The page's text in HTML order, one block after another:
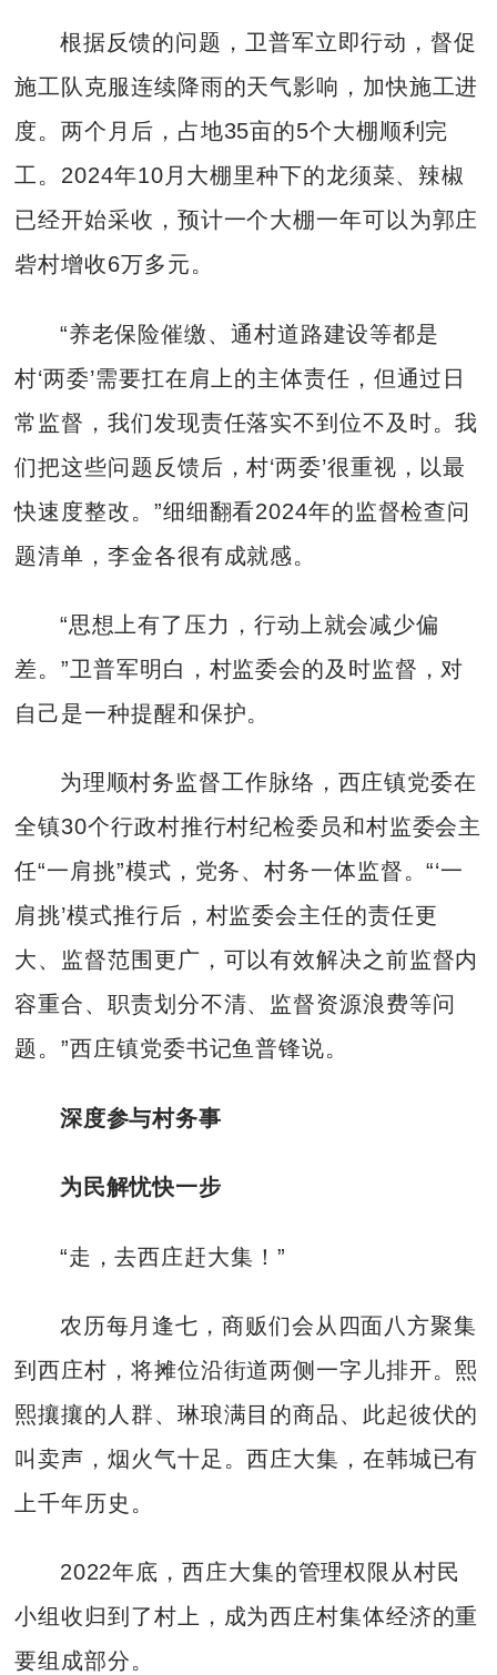
根据反馈的问题，卫普军立即行动，督促
施工队克服连续降雨的天气影响，加快施工进
度。两个月后，占地35亩的5个大棚顺利完
工。2024年10月大棚里种下的龙须菜、辣椒
已经开始采收，预计一个大棚一年可以为郭庄
砦村增收6万多元。
“养老保险催缴、通村道路建设等都是
村‘两委’需要扛在肩上的主体责任，但通过日
常监督，我们发现责任落实不到位不及时。我
们把这些问题反馈后，村‘两委’很重视，以最
快速度整改。”细细翻看2024年的监督检查问
题清单，李金各很有成就感。
“思想上有了压力，行动上就会减少偏
差。”卫普军明白，村监委会的及时监督，对
自己是一种提醒和保护。
为理顺村务监督工作脉络，西庄镇党委在
全镇30个行政村推行村纪检委员和村监委会主
任“一肩挑”模式，党务、村务一体监督。“‘一
肩挑’模式推行后，村监委会主任的责任更
大、监督范围更广，可以有效解决之前监督内
容重合、职责划分不清、监督资源浪费等问
题。”西庄镇党委书记鱼普锋说。
深度参与村务事
为民解忧快一步
“走，去西庄赶大集！”
农历每月逢七，商贩们会从四面八方聚集
到西庄村，将摊位沿街道两侧一字儿排开。熙
熙攘攘的人群、琳琅满目的商品、此起彼伏的
叫卖声，烟火气十足。西庄大集，在韩城已有
上千年历史。
2022年底，西庄大集的管理权限从村民
小组收归到了村上，成为西庄村集体经济的重
要组成部分。